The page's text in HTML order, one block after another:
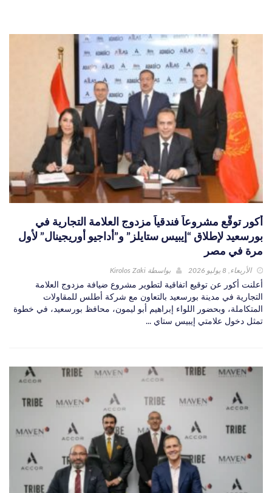
أكور توقّع مشروعاً فندقياً مزدوج العلامة التجارية في
بورسعيد لإطلاق “إيبيس ستايلز” و”أداجيو أوريجينال” لأول
مرة في مصر
الأربعاء, 8 يوليو 2026 بواسطة Kirolos Zaki
أعلنت أكور عن توقيع اتفاقية لتطوير مشروع ضيافة مزدوج العلامة
التجارية في مدينة بورسعيد بالتعاون مع شركة أطلس للمقاولات
المتكاملة، وبحضور اللواء إبراهيم أبو ليمون، محافظ بورسعيد، في خطوة
تمثل دخول علامتي إيبيس ستاي ...